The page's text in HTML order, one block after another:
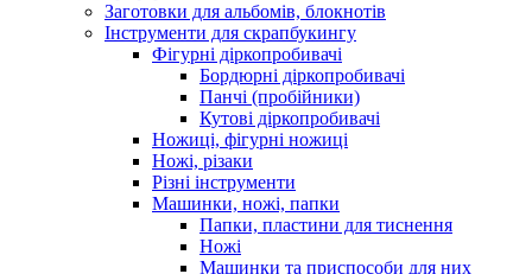
Заготовки для альбомів, блокнотів
Інструменти для скрапбукингу
Фігурні діркопробивачі
Бордюрні діркопробивачі
Панчі (пробійники)
Кутові діркопробивачі
Ножиці, фігурні ножиці
Ножі, різаки
Різні інструменти
Машинки, ножі, папки
Папки, пластини для тиснення
Ножі
Машинки та приспособи для них